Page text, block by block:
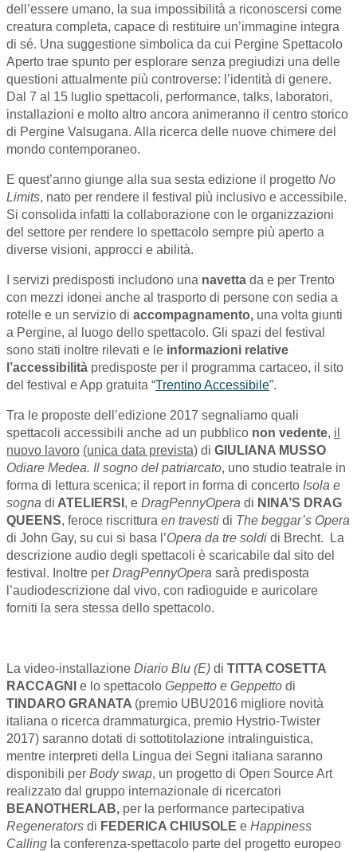
dell’essere umano, la sua impossibilità a riconoscersi come
creatura completa, capace di restituire un’immagine integra
di sé. Una suggestione simbolica da cui Pergine Spettacolo
Aperto trae spunto per esplorare senza pregiudizi una delle
questioni attualmente più controverse: l’identità di genere.
Dal 7 al 15 luglio spettacoli, performance, talks, laboratori,
installazioni e molto altro ancora animeranno il centro storico
di Pergine Valsugana. Alla ricerca delle nuove chimere del
mondo contemporaneo.
E quest’anno giunge alla sua sesta edizione il progetto No
Limits, nato per rendere il festival più inclusivo e accessibile.
Si consolida infatti la collaborazione con le organizzazioni
del settore per rendere lo spettacolo sempre più aperto a
diverse visioni, approcci e abilità.
I servizi predisposti includono una navetta da e per Trento
con mezzi idonei anche al trasporto di persone con sedia a
rotelle e un servizio di accompagnamento, una volta giunti
a Pergine, al luogo dello spettacolo. Gli spazi del festival
sono stati inoltre rilevati e le informazioni relative
l’accessibilità predisposte per il programma cartaceo, il sito
del festival e App gratuita “Trentino Accessibile”.
Tra le proposte dell’edizione 2017 segnaliamo quali
spettacoli accessibili anche ad un pubblico non vedente, il
nuovo lavoro (unica data prevista) di GIULIANA MUSSO
Odiare Medea. Il sogno del patriarcato, uno studio teatrale in
forma di lettura scenica; il report in forma di concerto Isola e
sogna di ATELIERSI , e DragPennyOpera di NINA’S DRAG
QUEENS, feroce riscrittura en travesti di The beggar’s Opera
di John Gay, su cui si basa l’Opera da tre soldi di Brecht. La
descrizione audio degli spettacoli è scaricabile dal sito del
festival. Inoltre per DragPennyOpera sarà predisposta
l’audiodescrizione dal vivo, con radioguide e auricolare
forniti la sera stessa dello spettacolo.
La video-installazione Diario Blu (E) di TITTA COSETTA
RACCAGNI
e lo spettacolo Geppetto e Geppetto di
TINDARO GRANATA (premio UBU2016 migliore novità
italiana o ricerca drammaturgica, premio Hystrio-Twister
2017) saranno dotati di sottotitolazione intralinguistica,
mentre interpreti della Lingua dei Segni italiana saranno
disponibili per Body swap, un progetto di Open Source Art
realizzato dal gruppo internazionale di ricercatori
BEANOTHERLAB, per la performance partecipativa
Regenerators di FEDERICA CHIUSOLE e Happiness
Calling la conferenza-spettacolo parte del progetto europeo